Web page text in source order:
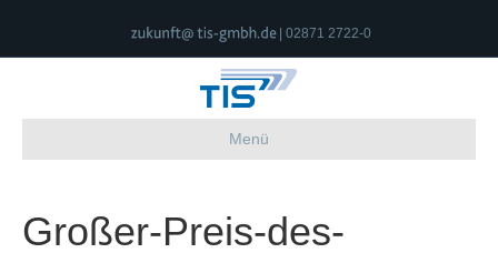
| 02871 2722-0
Menü
Großer-Preis-des-